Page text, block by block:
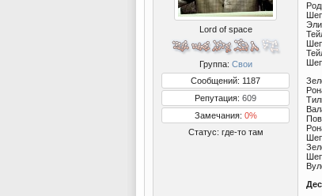
Lord of space
Группа: Свои
Сообщений: 1187
Репутация: 609
Замечания: 0%
Статус: где-то там